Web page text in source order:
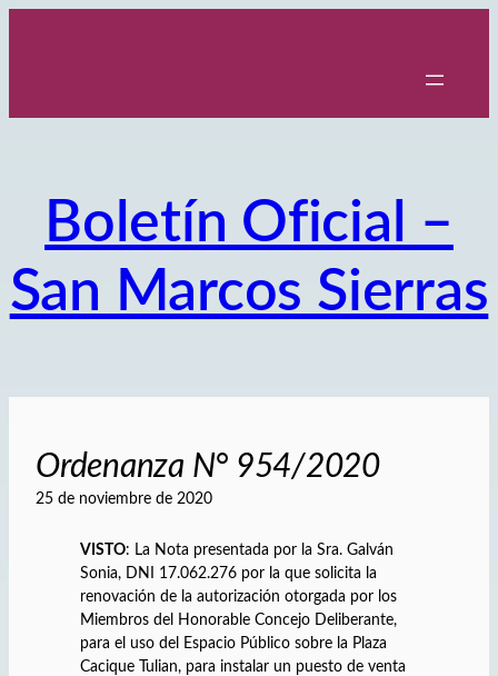
Boletín Oficial –
San Marcos Sierras
Ordenanza N° 954/2020
25 de noviembre de 2020
VISTO: La Nota presentada por la Sra. Galván
Sonia, DNI 17.062.276 por la que solicita la
renovación de la autorización otorgada por los
Miembros del Honorable Concejo Deliberante,
para el uso del Espacio Público sobre la Plaza
Cacique Tulian, para instalar un puesto de venta